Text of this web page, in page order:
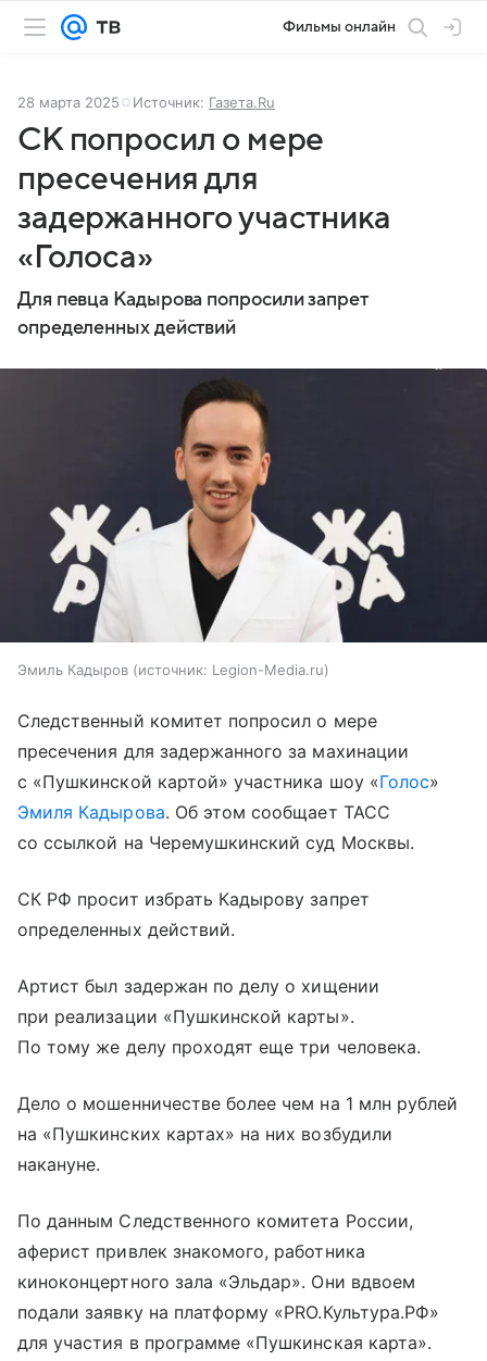
Фильмы онлайн
28 марта 2025 Источник: Газета.Ru
СК попросил о мере
пресечения для
задержанного участника
«Голоса»
Для певца Кадырова попросили запрет
определенных действий
Эмиль Кадыров источник: Legion-Media.ru
Следственный комитет попросил о мере
пресечения для задержанного за махинации
с «Пушкинской картой» участника шоу «Голос»
Эмиля Кадырова. Об этом сообщает ТАСС
со ссылкой на Черемушкинский суд Москвы.
СК РФ просит избрать Кадырову запрет
определенных действий.
Артист был задержан по делу о хищении
при реализации «Пушкинской карты».
По тому же делу проходят еще три человека.
Дело о мошенничестве более чем на 1 млн рублей
на «Пушкинских картах» на них возбудили
накануне.
По данным Следственного комитета России,
аферист привлек знакомого, работника
киноконцертного зала «Эльдар». Они вдвоем
подали заявку на платформу «PRO.Культура.РФ»
для участия в программе «Пушкинская карта».